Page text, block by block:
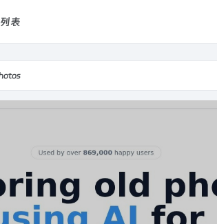
表